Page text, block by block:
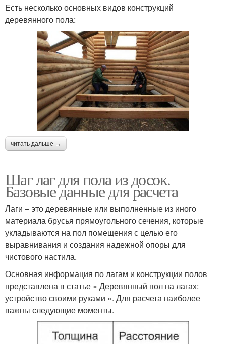
Есть несколько основных видов конструкций
деревянного пола:
читать дальше →
Шаг лаг для пола из досок.
Базовые данные для расчета
Лаги – это деревянные или выполненные из иного
материала брусья прямоугольного сечения, которые
укладываются на пол помещения с целью его
выравнивания и создания надежной опоры для
чистового настила.
Основная информация по лагам и конструкции полов
представлена в статье « Деревянный пол на лагах:
устройство своими руками ». Для расчета наиболее
важны следующие моменты.